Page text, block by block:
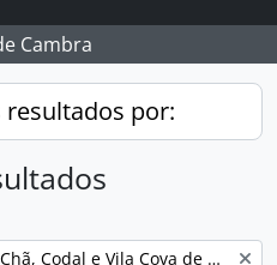
Cambra
resultados por:
União das Freguesias de Vila Chã, Codal e Vila Cova de Perrinho